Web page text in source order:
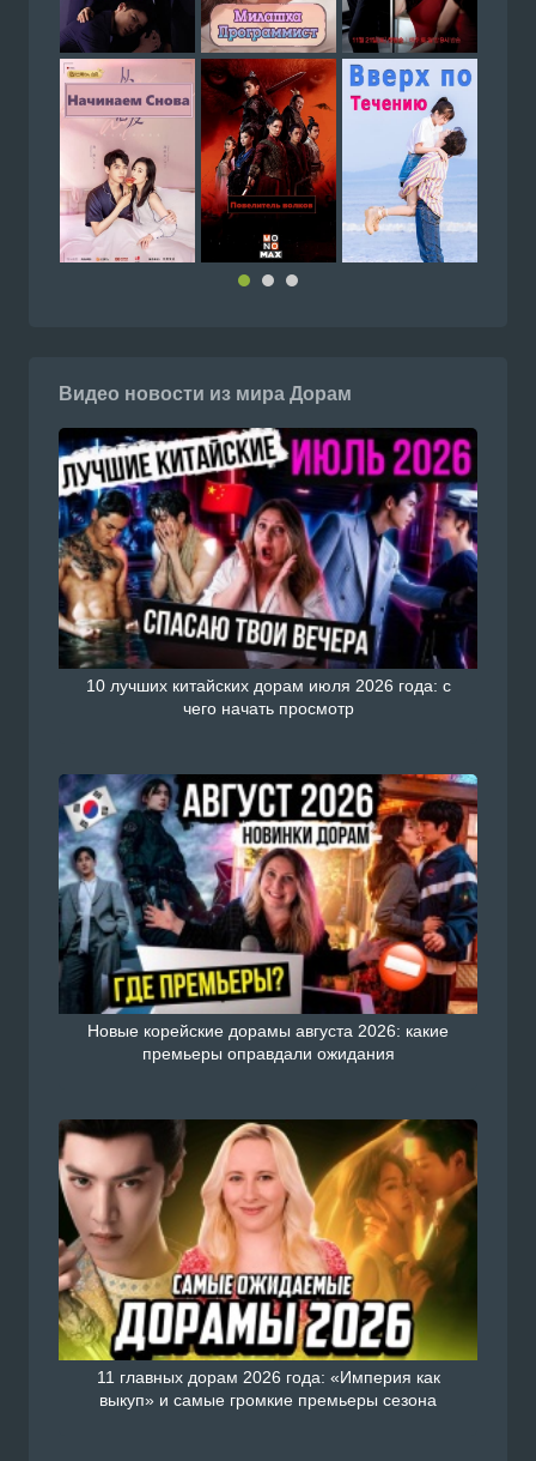
Видео новости из мира Дорам
10 лучших китайских дорам июля 2026 года: с
чего начать просмотр
Новые корейские дорамы августа 2026: какие
премьеры оправдали ожидания
11 главных дорам 2026 года: «Империя как
выкуп» и самые громкие премьеры сезона